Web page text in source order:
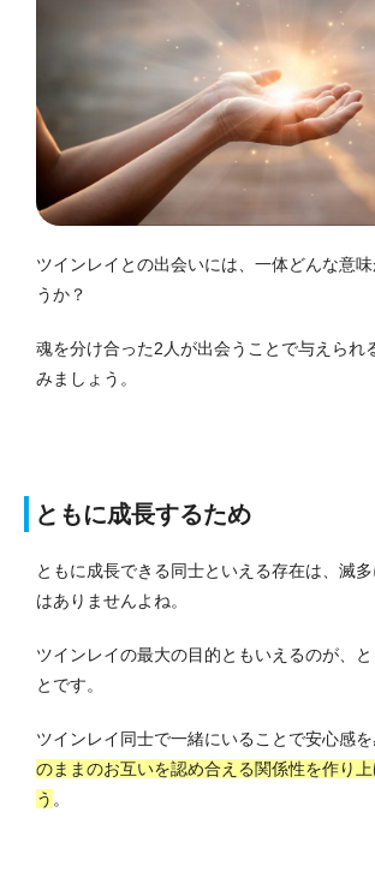
ツインレイとの出会いには、一体どんな意
うか？
魂を分け合った2人が出会うことで与えられ
みましょう。
ともに成長するため
ともに成長できる同士といえる存在は、滅
はありませんよね。
ツインレイの最大の目的ともいえるのが、と
とです。
ツインレイ同士で一緒にいることで安心感を
のままのお互いを認め合える関係性を作り
う 。